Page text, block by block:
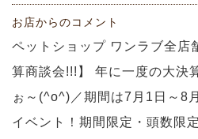
お店からのコメント
ペットショップ ワンラブ全店
算商談会!!!】 年に一度の大決
ぉ～(^o^)／期間は7月1日～8
イベント！期間限定・頭数限